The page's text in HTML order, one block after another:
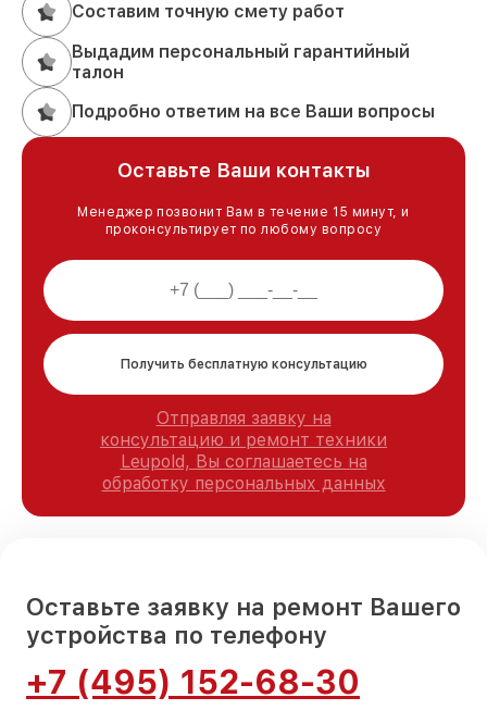
Составим точную смету работ
Выдадим персональный гарантийный
талон
Подробно ответим на все Ваши вопросы
Оставьте Ваши контакты
Менеджер позвонит Вам в течение 15 минут, и
проконсультирует по любому вопросу
Получить бесплатную консультацию
Отправляя заявку на
консультацию и ремонт техники
Leupold, Вы соглашаетесь на
обработку персональных данных
Оставьте заявку на ремонт Вашего
устройства по телефону
+7 (495) 152-68-30